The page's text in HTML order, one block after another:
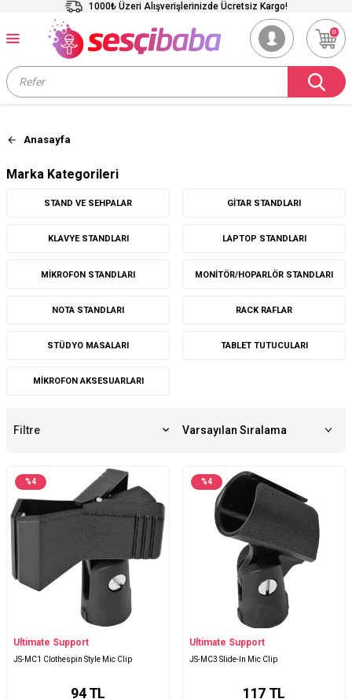
1000₺ Üzeri Alışverişlerinizde Ücretsiz Kargo!
0
Anasayfa
Marka Kategorileri
STAND VE SEHPALAR GITAR STANDLARI
KLAVYE STANDLARI LAPTOP STANDLARI
MIKROFON STANDLARI MONITÖR/HOPARLÖR STANDLARI
NOTA STANDLARI RACK RAFLAR
STÜDYO MASALARI TABLET TUTUCULARI
MIKROFON AKSESUARLARI
Filtre
%4
Ultimate Support
JS-MC1 Clothespin Style Mic Clip
94TL
%4
Ultimate Support
JS-MC3 Slide-In Mic Clip
117 TL